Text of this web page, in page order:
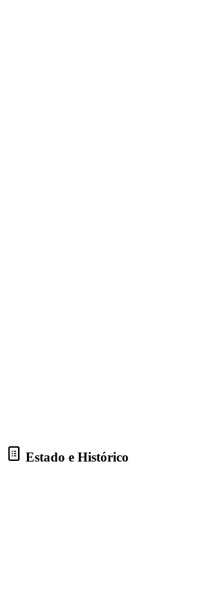
Estado e Histórico